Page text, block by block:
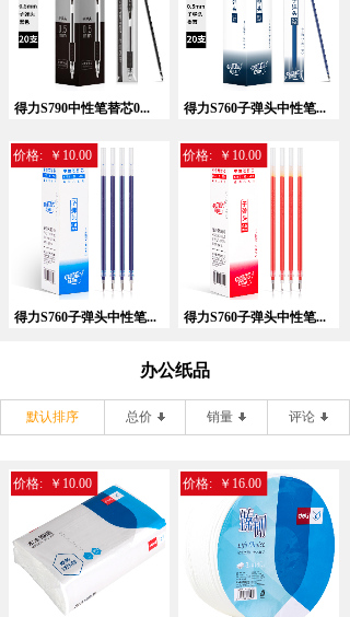
得力S790中性笔替芯0... 得力S760子弹头中性笔...
得力S760子弹头中性笔...
价格: ￥10.00
得力S760子弹头中性笔...
价格: ￥10.00
暂无相关记录！
办公纸品
默认排序 总价 销量 评论
价格: ￥10.00 价格: ￥16.00